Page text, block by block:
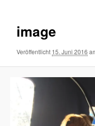
image
Veröffentlicht 15. Juni 2016